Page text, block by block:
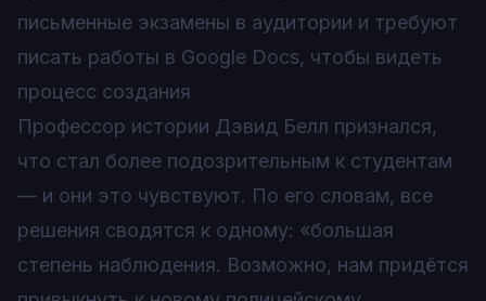
письменные экзамены в аудитории и требуют
писать работы в Google Docs, чтобы видеть
процесс создания
Профессор истории Дэвид Белл признался,
что стал более подозрительным к студентам
— и они это чувствуют. По его словам, все
решения сводятся к одному: «большая
степень наблюдения. Возможно, нам придётся